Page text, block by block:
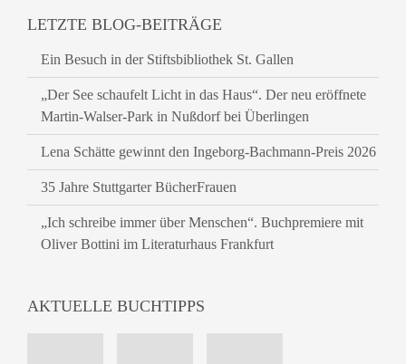
LETZTE BLOG-BEITRÄGE
Ein Besuch in der Stiftsbibliothek St. Gallen
„Der See schaufelt Licht in das Haus“. Der neu eröffnete
Martin-Walser-Park in Nußdorf bei Überlingen
Lena Schätte gewinnt den Ingeborg-Bachmann-Preis 2026
35 Jahre Stuttgarter BücherFrauen
„Ich schreibe immer über Menschen“. Buchpremiere mit
Oliver Bottini im Literaturhaus Frankfurt
AKTUELLE BUCHTIPPS